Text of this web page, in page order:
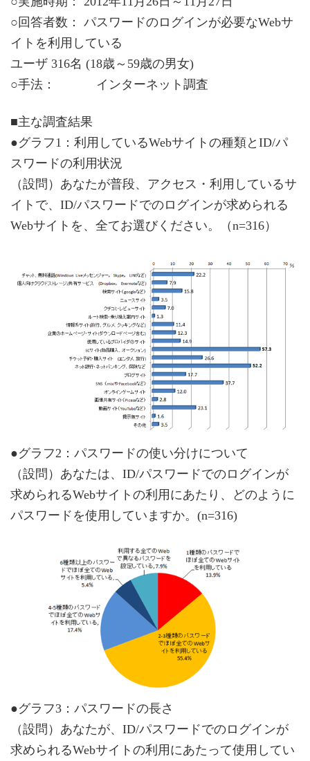
○回答者数： パスワードのログインが必要なWebサ
イトを利用している
ユーザ 316名 (18歳～59歳の男女)
○手法： インターネット調査
■主な調査結果
●グラフ1：利用しているWebサイトの種類とID/パ
スワードの利用状況
（設問）あなたが普段、アクセス・利用しているサ
イトで、ID/パスワードでのログインが求められる
Webサイトを、全てお選びください。（n=316）
●グラフ2：パスワードの使い分けについて
（設問）あなたは、ID/パスワードでのログインが
求められるWebサイトの利用にあたり、どのように
パスワードを使用していますか。(n=316)
●グラフ3：パスワードの長さ
（設問）あなたが、ID/パスワードでのログインが
求められるWebサイトの利用にあたって使用してい